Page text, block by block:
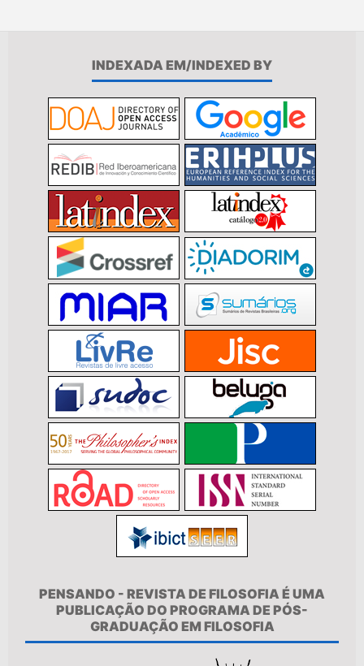
INDEXADA EM/INDEXED BY
PENSANDO - REVISTA DE FILOSOFIA É UMA
PUBLICAÇÃO DO PROGRAMA DE PÓS-
GRADUAÇÃO EM FILOSOFIA